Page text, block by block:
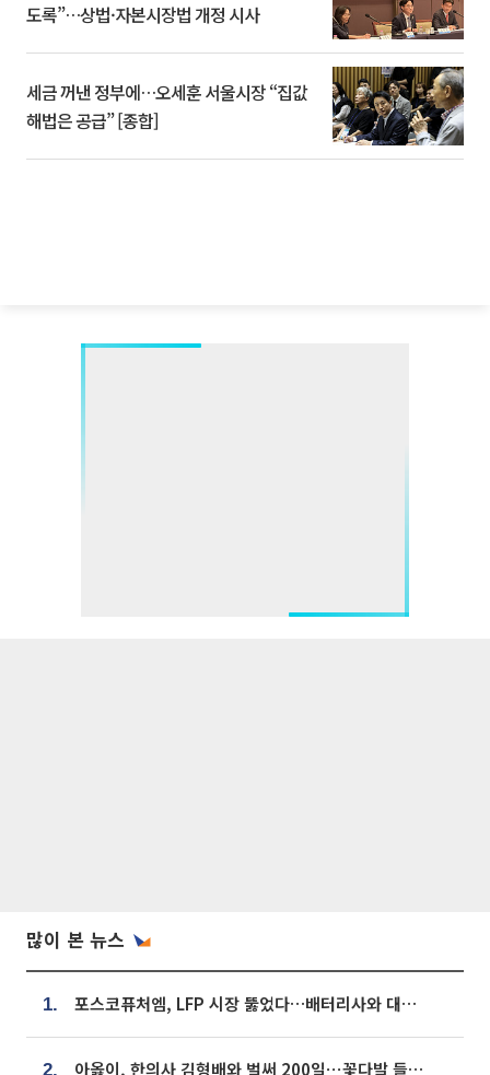
도록”…상법·자본시장법 개정 시사
세금 꺼낸 정부에…오세훈 서울시장 “집값
해법은 공급” [종합]
많이 본 뉴스
1. 포스코퓨처엠, LFP 시장 뚫었다…배터리사와 대규모 장기 공급 합의
2. 아옳이, 한의사 김형배와 벌써 200일⋯꽃다발 들고 "프러포즈 아냐"